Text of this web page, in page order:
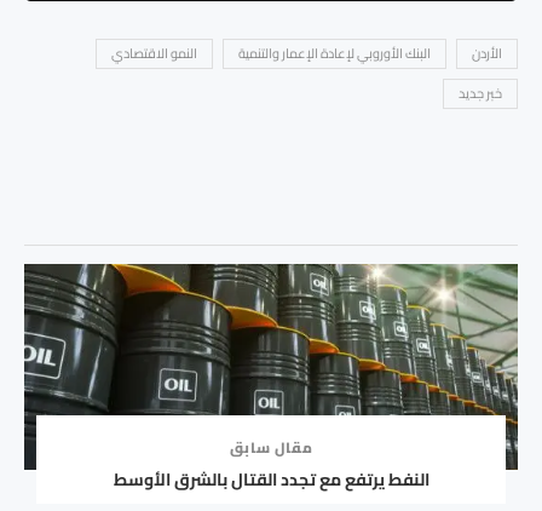
الأردن البنك الأوروبي لإعادة الإعمار والتنمية
النمو الاقتصادي
خبر جديد
مقال سابق
النفط يرتفع مع تجدد القتال بالشرق الأوسط